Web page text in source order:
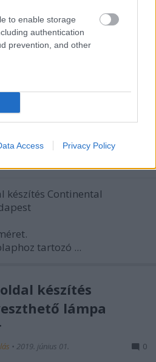
to enable storage
authentication
prevention, and other
Access Privacy Policy
készítés
LX20
készítés Continental
tartozó ...
készítés
lámpa
• 2019. június 01. 0